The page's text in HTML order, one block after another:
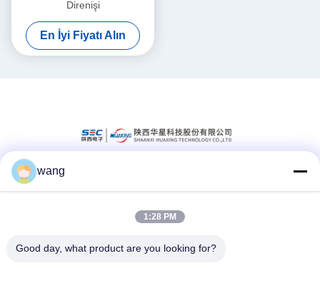
Direnişi
En İyi Fiyatı Alın
Sosyal Medya
Hızlı iletişim
wang
1:28 PM
Good day, what product are you looking for?